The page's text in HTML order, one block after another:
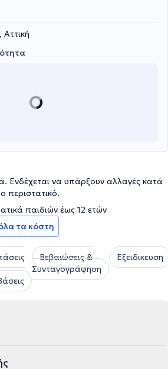
Ενδέχεται να υπάρξουν αλλαγές κατά
περιστατικό.
παιδιών έως 12 ετών
τα κόστη
Βεβαιώσεις &
Συνταγογράφηση
Εξειδικευση